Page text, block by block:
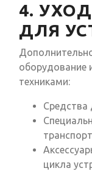
4.
ДЛЯ
оборудование
техниками:
Средства
цикла